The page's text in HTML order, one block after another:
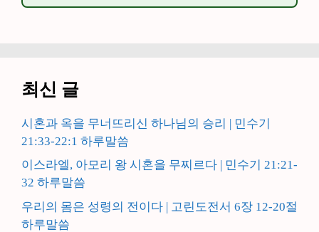
최신 글
시혼과 옥을 무너뜨리신 하나님의 승리 | 민수기
21:33-22:1 하루말씀
이스라엘, 아모리 왕 시혼을 무찌르다 | 민수기 21:21-
32 하루말씀
우리의 몸은 성령의 전이다 | 고린도전서 6장 12-20절
하루말씀